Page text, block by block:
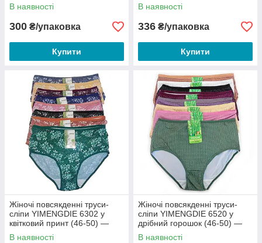
В наявності
300 ₴/упаковка
Купити
В наявності
336 ₴/упаковка
Купити
Жіночі повсякденні труси-
сліпи YIMENGDIE 6302 у
квітковий принт (46-50) —
28.00 грн/шт
В наявності
Жіночі повсякденні труси-
сліпи YIMENGDIE 6520 у
дрібний горошок (46-50) —
28.00 грн/шт
В наявності